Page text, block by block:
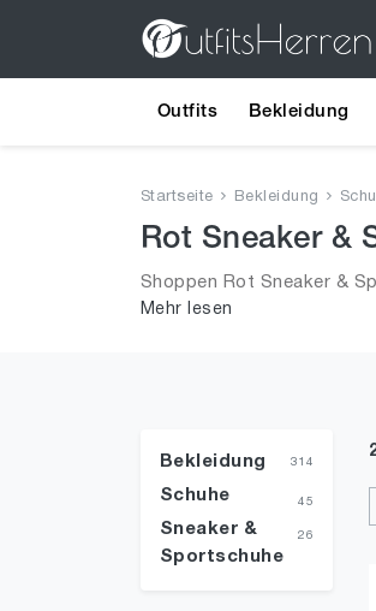
Outfits Bekleidung
Startseite Bekleidung
Rot Sneaker &
Shoppen Rot Sneaker &
Trends aus 2026 für Männer!
Mehr lesen
Bekleidung 314
Schuhe 45
Sneaker &
Sportschuhe
26